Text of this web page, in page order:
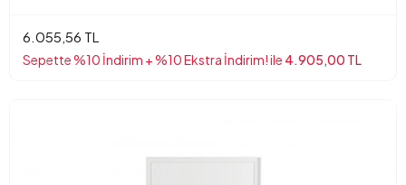
6.055,56 TL
Sepette %10 İndirim + %10 Ekstra İndirim! ile 4.905,00 TL